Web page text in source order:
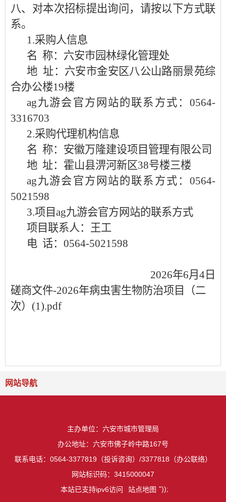
八、对本次招标提出询问，请按以下方式联
系。
1.采购人信息
名 称：六安市园林绿化管理处
地 址：六安市金安区八公山路丽景苑综
合办公楼19楼
ag九游会官方网站的联系方式： 0564-
3316703
2.采购代理机构信息
名 称： 安徽万隆建设项目管理有限公司
地 址： 霍山县淠河新区38号楼三楼
ag九游会官方网站的联系方式： 0564-
5021598
3.项目ag九游会官方网站的联系方式
项目联系人：
王工
电 话： 0564-5021598
2026年6月 4 日
磋商文件-2026年病虫害生物防治项目（二
次）(1).pdf
网站导航
主办单位：六安市城市管理局
办公地址：六安市佛子岭中路167号
联系电话：0564-3377819（投诉咨询）/3377818（办公联络）
网站标识码：3415000047
本站已支持ipv6访问
站点地图 "));